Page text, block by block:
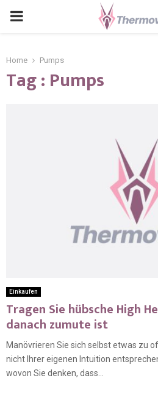
PRIMARY
Home Pumps
Tag : Pumps
Einkaufen
Tragen Sie hübsche High
danach zumute ist
Manövrieren Sie sich selbst etwas zu
nicht Ihrer eigenen Intuition
wovon Sie denken, dass...